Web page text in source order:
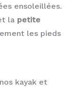
ensoleillées.
la petite
les pieds
kayak et